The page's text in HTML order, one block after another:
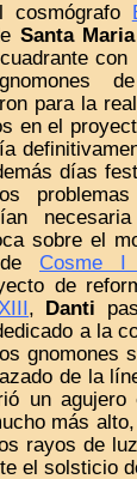
cosmógrafo
Santa
para la
en el
días
sobre el
Cosme I
de
, Danti
a la
gnomones
de la
un
más
rayos de
el solsticio